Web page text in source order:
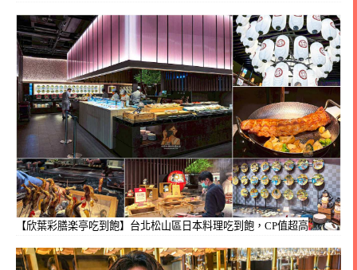
【欣葉彩膳楽亭吃到飽】台北松山區日本料理吃到飽，CP值超高